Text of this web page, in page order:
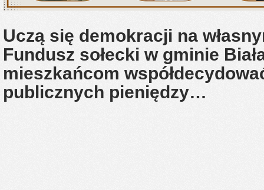
Uczą się demokracji na
Fundusz sołecki w gminie
mieszkańcom
publicznych pieniędzy…